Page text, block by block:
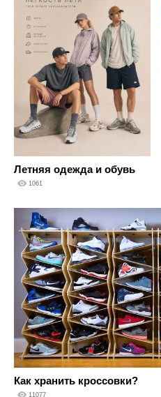
Летняя одежда и обувь
1061
Как хранить кроссовки?
11077